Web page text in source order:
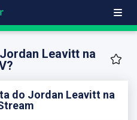
Leavitt na
do Jordan Leavitt na